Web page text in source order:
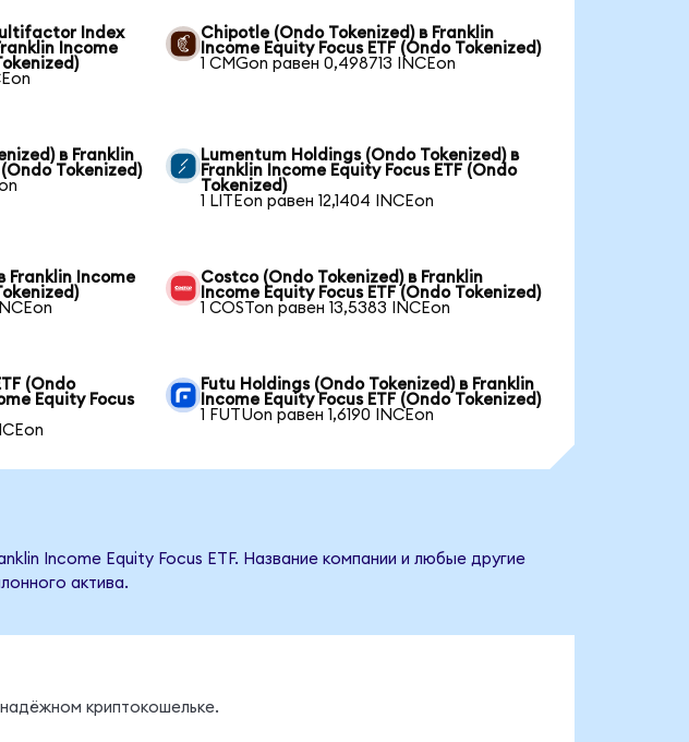
Index
Income
Chipotle (Ondo Tokenized) в Franklin
Income Equity Focus ETF (Ondo Tokenized)
1 CMGon равен 0,498713 INCEon
в Franklin
(Ondo Tokenized)
Lumentum Holdings (Ondo Tokenized) в
Franklin Income Equity Focus ETF (Ondo
Tokenized)
1 LITEon равен 12,1404 INCEon
Franklin Income
Costco (Ondo Tokenized) в Franklin
Income Equity Focus ETF (Ondo Tokenized)
1 COSTon равен 13,5383 INCEon
(Ondo
Equity Focus
Futu Holdings (Ondo Tokenized) в Franklin
Income Equity Focus ETF (Ondo Tokenized)
1 FUTUon равен 1,6190 INCEon
Income Equity Focus ETF. Название компании и любые другие
актива.
криптокошельке.